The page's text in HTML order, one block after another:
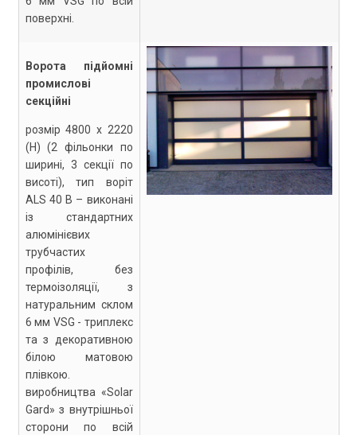
поверхні.
Ворота підйомні
промислові
секційні
розмір 4800 х 2220
(Н) (2 фільонки по
ширині, 3 секції по
висоті), тип воріт
ALS 40 B – виконані
із стандартних
алюмінієвих
трубчастих
профілів, без
термоізоляції, з
натуральним склом
6 мм VSG - триплекс
та з декоративною
білою матовою
плівкою.
виробництва «Solar
Gard» з внутрішньої
сторони по всій